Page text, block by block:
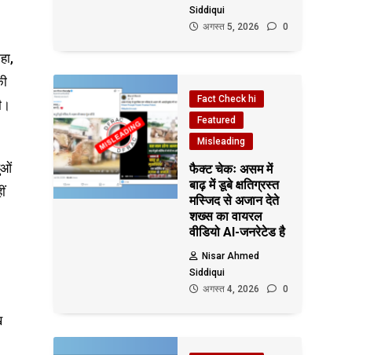
Siddiqui
अगस्त 5, 2026
0
Fact Check hi
Featured
Misleading
फैक्ट चेकः असम में
बाढ़ में डूबे क्षतिग्रस्त
मस्जिद से अजान देते
शख्स का वायरल
वीडियो AI-जनरेटेड है
Nisar Ahmed
Siddiqui
अगस्त 4, 2026
0